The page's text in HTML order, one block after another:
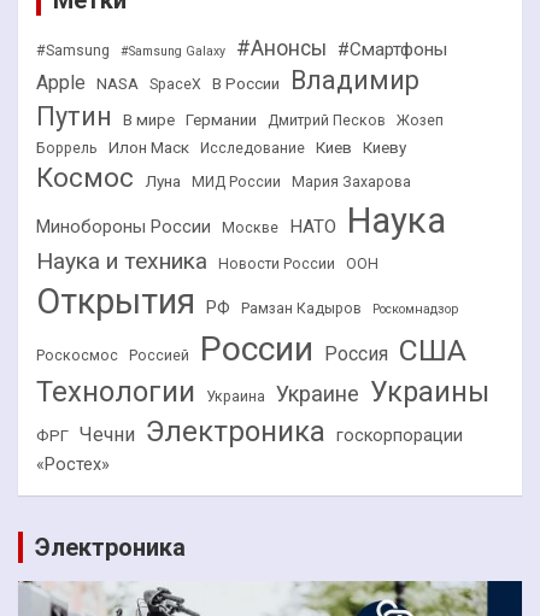
#Samsung #Samsung Galaxy #Анонсы #Смартфоны
Apple NASA SpaceX В России
Владимир
Путин
В мире Германии Дмитрий Песков
Жозеп
Боррель
Илон Маск Исследование Киев Киеву
Космос Луна МИД России Мария Захарова
Минобороны России Москве НАТО Наука
Наука и техника Новости России ООН
Открытия РФ Рамзан Кадыров Роскомнадзор
Роскосмос Россией России Россия США
Технологии Украина Украине Украины
ФРГ Чечни Электроника госкорпорации
«Ростех»
Электроника